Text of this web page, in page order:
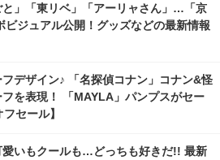
と」「東リベ」「アーリャさん」…「京
ビジュアル公開！グッズなどの最新情報
デザイン♪ 「名探偵コナン」コナン&怪
を表現！ 「MAYLA」パンプスがセー
セール】
愛いもクールも…どっちも好きだ!! 最新